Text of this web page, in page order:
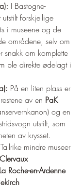
I Bastogne-
forskjellige
i museene og de
områdene, selv om
snakk om komplette
ble direkte ødelagt i
På en liten plass er
av en PaK
og en
utstilt, som
av krysset.
Tallrike mindre museer
Clervaux
La Roche-en-Ardenne